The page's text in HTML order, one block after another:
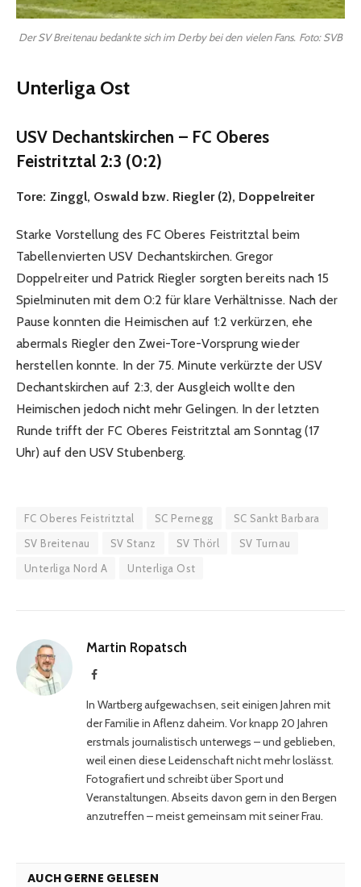
Der SV Breitenau bedankte sich im Derby bei den vielen Fans. Foto: SVB
Unterliga Ost
USV Dechantskirchen – FC Oberes
Feistritztal 2:3 (0:2)
Tore: Zinggl, Oswald bzw. Riegler (2), Doppelreiter
Starke Vorstellung des FC Oberes Feistritztal beim
Tabellenvierten USV Dechantskirchen. Gregor
Doppelreiter und Patrick Riegler sorgten bereits nach 15
Spielminuten mit dem 0:2 für klare Verhältnisse. Nach der
Pause konnten die Heimischen auf 1:2 verkürzen, ehe
abermals Riegler den Zwei-Tore-Vorsprung wieder
herstellen konnte. In der 75. Minute verkürzte der USV
Dechantskirchen auf 2:3, der Ausgleich wollte den
Heimischen jedoch nicht mehr Gelingen. In der letzten
Runde trifft der FC Oberes Feistritztal am Sonntag (17
Uhr) auf den USV Stubenberg.
FC Oberes Feistritztal SC Pernegg
SC Sankt Barbara
SV Breitenau
SV Stanz SV Thörl
SV Turnau
Unterliga Nord A
Unterliga Ost
Martin Ropatsch
Facebook
In Wartberg aufgewachsen, seit einigen Jahren mit
der Familie in Aflenz daheim. Vor knapp 20 Jahren
erstmals journalistisch unterwegs – und geblieben,
weil einen diese Leidenschaft nicht mehr loslässt.
Fotografiert und schreibt über Sport und
Veranstaltungen. Abseits davon gern in den Bergen
anzutreffen – meist gemeinsam mit seiner Frau.
AUCH GERNE GELESEN